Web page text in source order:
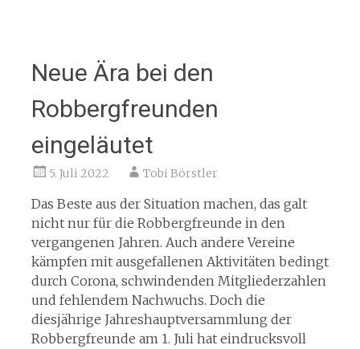
Neue Ära bei den
Robbergfreunden
eingeläutet
5. Juli 2022 Tobi Börstler
Das Beste aus der Situation machen, das galt
nicht nur für die Robbergfreunde in den
vergangenen Jahren. Auch andere Vereine
kämpfen mit ausgefallenen Aktivitäten bedingt
durch Corona, schwindenden Mitgliederzahlen
und fehlendem Nachwuchs. Doch die
diesjährige Jahreshauptversammlung der
Robbergfreunde am 1. Juli hat eindrucksvoll